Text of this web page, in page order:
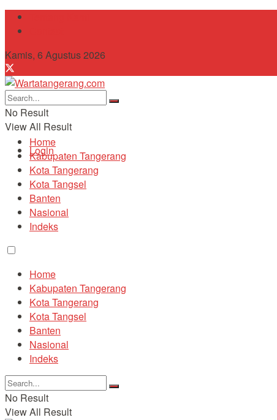
Kamis, 6 Agustus 2026
No Result
View All Result
Login
Home
Kabupaten Tangerang
Kota Tangerang
Kota Tangsel
Banten
Nasional
Indeks
Home
Kabupaten Tangerang
Kota Tangerang
Kota Tangsel
Banten
Nasional
Indeks
No Result
View All Result